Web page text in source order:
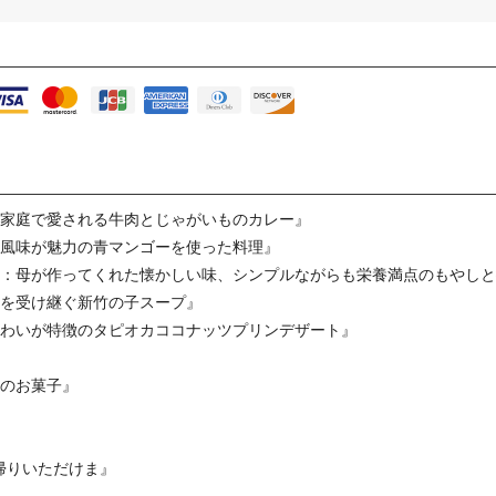
で愛される牛肉とじゃがいものカレー』
が魅力の青マンゴーを使った料理』
が作ってくれた懐かしい味、シンプルながらも栄養満点のもやしと
け継ぐ新竹の子スープ』
が特徴のタピオカココナッツプリンデザート』
お菓子』
いただけま』